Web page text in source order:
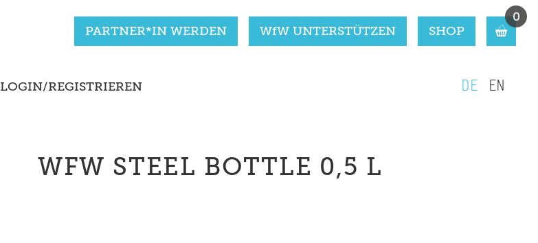
PARTNER*IN WERDEN WfW UNTERSTÜTZEN SHOP
0
LOGIN/REGISTRIEREN DE EN
WFW STEEL BOTTLE 0,5 L